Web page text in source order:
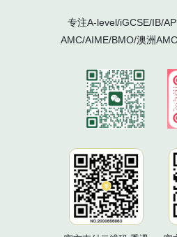
专注A-level/iGCSE/IB/
AMC/AIME/BMO/澳洲